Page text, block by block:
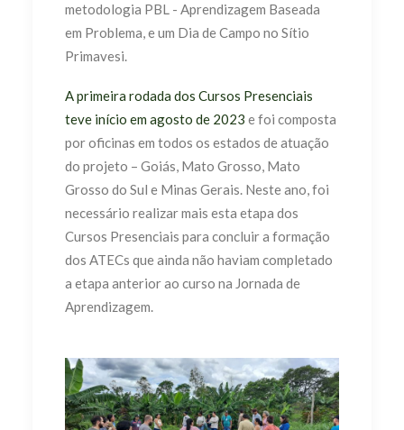
metodologia PBL - Aprendizagem Baseada
em Problema, e um Dia de Campo no Sítio
Primavesi.
A primeira rodada dos Cursos Presenciais
teve início em agosto de 2023 e foi composta
por oficinas em todos os estados de atuação
do projeto – Goiás, Mato Grosso, Mato
Grosso do Sul e Minas Gerais. Neste ano, foi
necessário realizar mais esta etapa dos
Cursos Presenciais para concluir a formação
dos ATECs que ainda não haviam completado
a etapa anterior ao curso na Jornada de
Aprendizagem.